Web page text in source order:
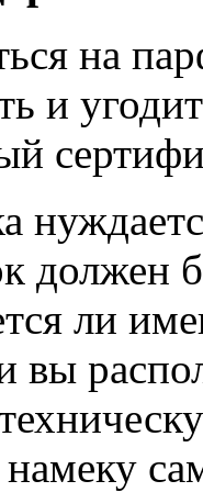
на
и
должен
ли
вы
намеку